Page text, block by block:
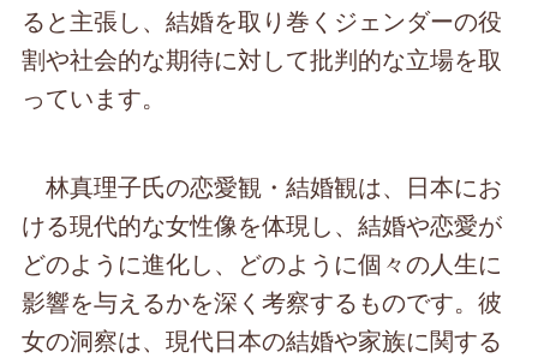
ると主張し、結婚を取り巻くジェンダーの役
割や社会的な期待に対して批判的な立場を取
っています。
林真理子氏の恋愛観・結婚観は、日本にお
ける現代的な女性像を体現し、結婚や恋愛が
どのように進化し、どのように個々の人生に
影響を与えるかを深く考察するものです。彼
女の洞察は、現代日本の結婚や家族に関する